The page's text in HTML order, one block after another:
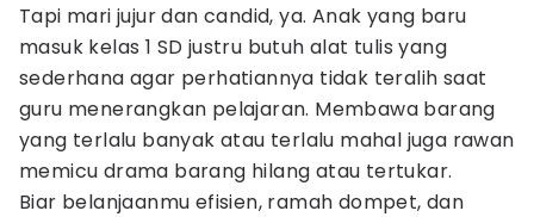
Tapi mari jujur dan candid, ya. Anak yang baru
masuk kelas 1 SD justru butuh alat tulis yang
sederhana agar perhatiannya tidak teralih saat
guru menerangkan pelajaran. Membawa barang
yang terlalu banyak atau terlalu mahal juga rawan
memicu drama barang hilang atau tertukar.
Biar belanjaanmu efisien, ramah dompet, dan